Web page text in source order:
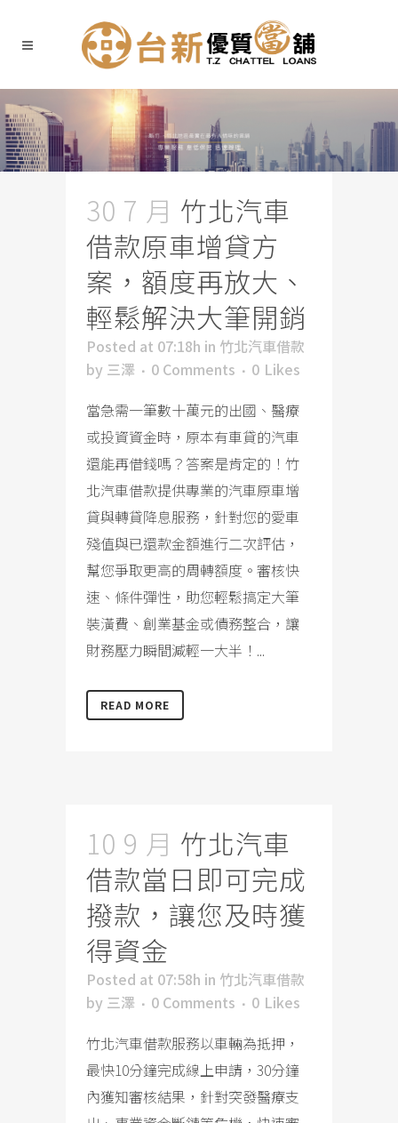
30 7 月 竹北汽車
借款原車增貸方
案，額度再放大、
輕鬆解決大筆開銷
Posted at 07:18h in 竹北汽車借款
by 三澤 0 Comments 0 Likes
當急需一筆數十萬元的出國、醫療
或投資資金時，原本有車貸的汽車
還能再借錢嗎？答案是肯定的！竹
北汽車借款提供專業的汽車原車增
貸與轉貸降息服務，針對您的愛車
殘值與已還款金額進行二次評估，
幫您爭取更高的周轉額度。審核快
速、條件彈性，助您輕鬆搞定大筆
裝潢費、創業基金或債務整合，讓
財務壓力瞬間減輕一大半！...
READ MORE
10 9 月 竹北汽車
借款當日即可完成
撥款，讓您及時獲
得資金
Posted at 07:58h in 竹北汽車借款
by 三澤 0 Comments 0 Likes
竹北汽車借款服務以車輛為抵押，
最快10分鐘完成線上申請，30分鐘
內獲知審核結果，針對突發醫療支